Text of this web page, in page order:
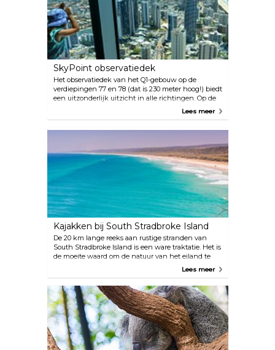
SkyPoint observatiedek
Het observatiedek van het Q1-gebouw op de
verdiepingen 77 en 78 (dat is 230 meter hoog!) biedt
een uitzonderlijk uitzicht in alle richtingen. Op de
twee verdiepingen bevinden zich een museum,
een weerstation en een bar. Voel je op de top van de
Lees meer
Kajakken bij South Stradbroke Island
De 20 km lange reeks aan rustige stranden van
South Stradbroke Island is een ware traktatie. Het is
de moeite waard om de natuur van het eiland te
ontdekken tijdens een begeleide kajaktocht. Er zijn
behoeften en voorkeuren te voldoen. De gidsen zijn
ervaren lokale bewoners die experts zijn in hun
vakgebied.
Lees meer